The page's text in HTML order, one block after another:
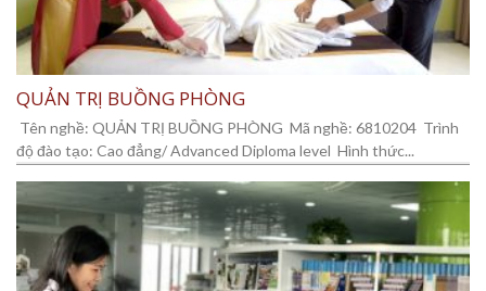
QUẢN TRỊ BUỒNG PHÒNG
Tên nghề: QUẢN TRỊ BUỒNG PHÒNG Mã nghề: 6810204 Trình
độ đào tạo: Cao đẳng/ Advanced Diploma level Hình thức...